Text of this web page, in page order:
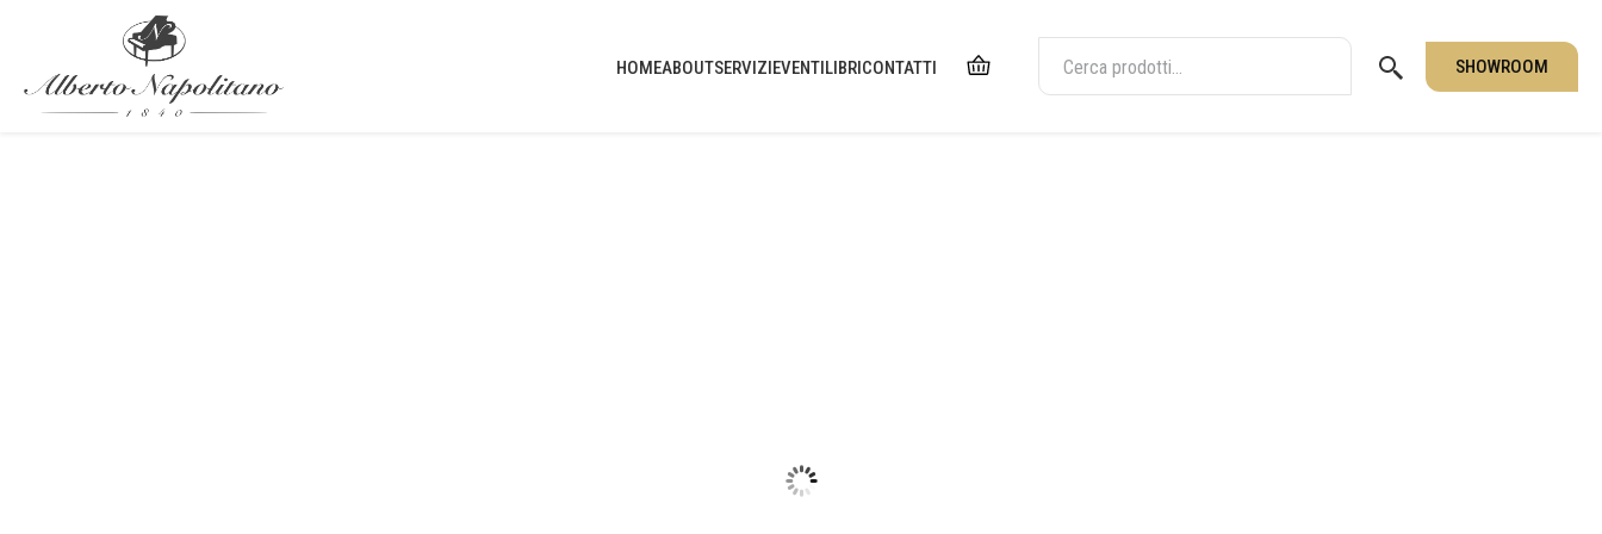
HOMEABOUTSERVIZIEVENTILIBRICONTATTI SHOWROOM